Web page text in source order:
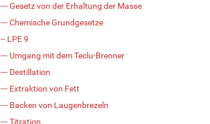
--- Gesetz von der Erhaltung der Masse
--- Chemische Grundgesetze
-- LPE 9
--- Umgang mit dem Teclu-Brenner
--- Destillation
--- Extraktion von Fett
--- Backen von Laugenbrezeln
--- Titration